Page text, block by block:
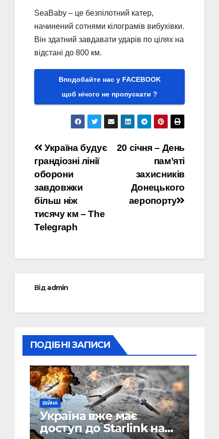
SeaBaby – це безпілотний катер,
начинений сотнями кілограмів вибухівки.
Він здатний завдавати ударів по цілях на
відстані до 800 км.
Вподобайте нас у FACEBOOK
щоб нічого не пропускати ?
Навігація
записів
20 січня – День
пам’яті
захисників
Донецького
аеропорту
Україна будує
грандіозні лінії
оборони
завдовжки
більш ніж
тисячу км – The
Telegraph
Відadmin
ПОДІБНІ ЗАПИСИ
ВІЙНА
Україна вже має
доступ до Starlink над